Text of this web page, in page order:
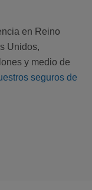
en Reino
Unidos,
y medio de
seguros de